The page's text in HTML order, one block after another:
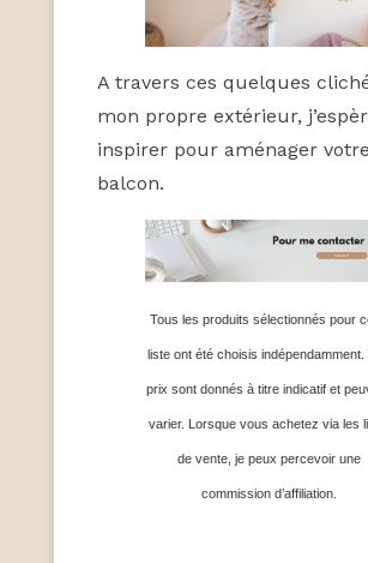
A travers ces quelques
mon propre extérieur,
inspirer pour aménager votre
balcon.
Tous les produits sélectionnés pour
liste ont été choisis indépendamment.
prix sont donnés à titre indicatif et
varier. Lorsque vous achetez via les
de vente, je peux percevoir une
commission d’affiliation.